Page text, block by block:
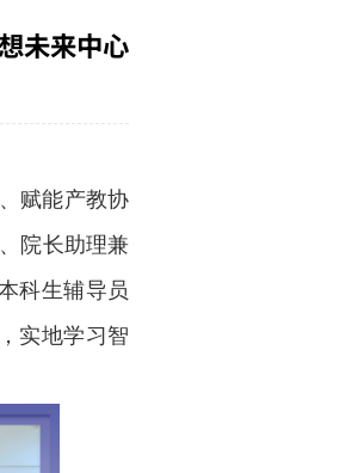
未来中心
赋能产教协
院长助理兼
科生辅导员
实地学习智